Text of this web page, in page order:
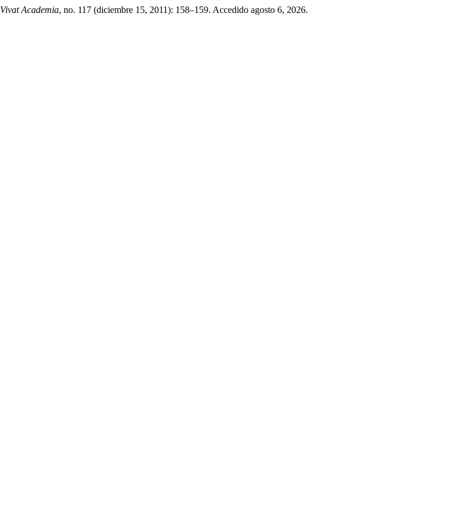
Vivat Academia, no. 117 (diciembre 15, 2011): 158–159. Accedido agosto 6, 2026.